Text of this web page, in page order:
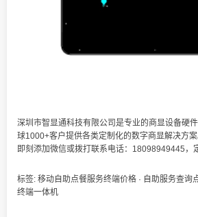
深圳市智显通科技有限公司是专业的商显设备硬
球1000+客户提供各类定制化的数字商显解决方案
即刻添加微信或拨打联系电话：18098949445，
标签: 移动自助点餐服务终端价格 · 自助服务查询
终端一体机